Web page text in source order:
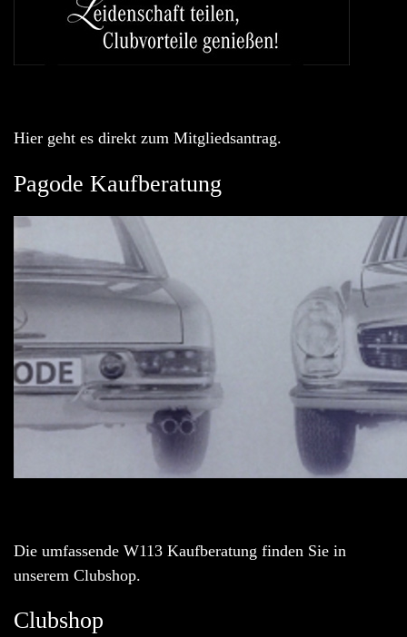
Hier geht es direkt zum Mitgliedsantrag.
Pagode Kaufberatung
Die umfassende W113 Kaufberatung finden Sie in
unserem Clubshop.
Clubshop